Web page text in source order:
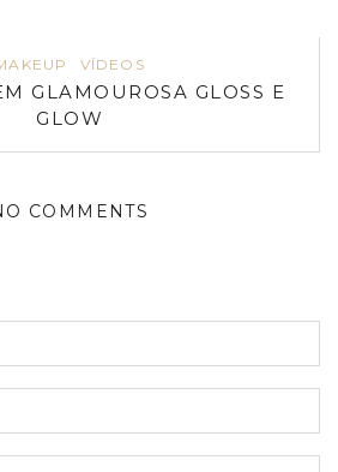
VÍDEOS
GLAMOUROSA GLOSS E
GLOW
COMMENTS